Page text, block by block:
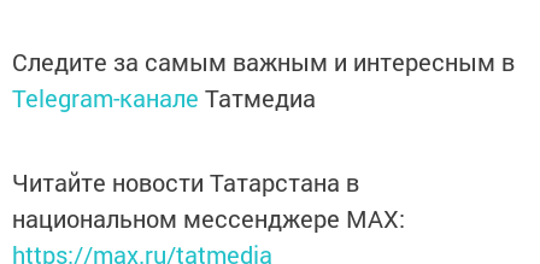
Следите за самым важным и интересным в
Telegram-канале Татмедиа
Читайте новости Татарстана в
национальном мессенджере MАХ:
https://max.ru/tatmedia